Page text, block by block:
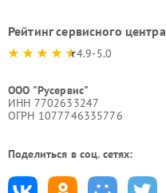
Рейтинг сервисного центра
4.9-5.0
ООО "Русервис"
ИНН 7702633247
ОГРН 1077746335776
Поделиться в соц. сетях: